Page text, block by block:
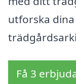
utforska
Få 3